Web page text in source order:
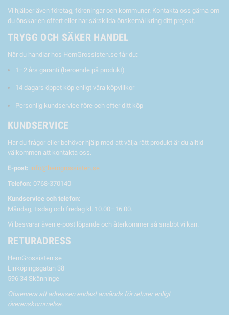
Vi hjälper även företag, föreningar och kommuner. Kontakta oss gärna om
du önskar en offert eller har särskilda önskemål kring ditt projekt.
TRYGG OCH SÄKER HANDEL
När du handlar hos HemGrossisten.se får du:
1–2 års garanti (beroende på produkt)
14 dagars öppet köp enligt våra köpvillkor
Personlig kundservice före och efter ditt köp
KUNDSERVICE
Har du frågor eller behöver hjälp med att välja rätt produkt är du alltid
välkommen att kontakta oss.
E-post: info@hemgrossisten.se
Telefon: 0768-370140
Kundservice och telefon:
Måndag, tisdag och fredag kl. 10.00–16.00.
Vi besvarar även e-post löpande och återkommer så snabbt vi kan.
RETURADRESS
HemGrossisten.se
Linköpingsgatan 38
596 34 Skänninge
Observera att adressen endast används för returer enligt
överenskommelse.